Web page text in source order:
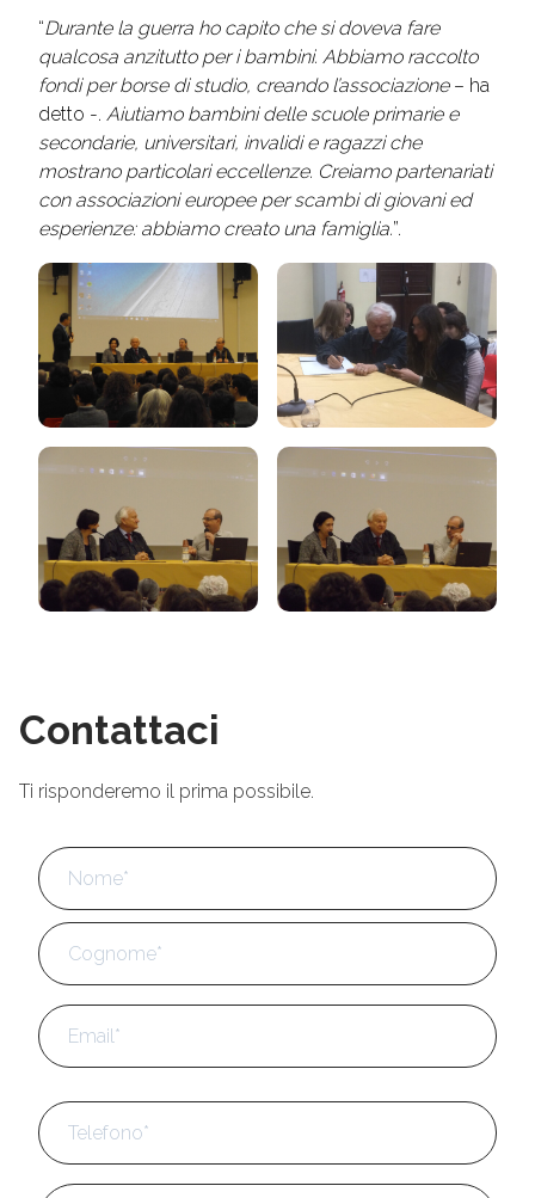
“Durante la guerra ho capito che si doveva fare
qualcosa anzitutto per i bambini. Abbiamo raccolto
fondi per borse di studio, creando l’associazione– ha
detto -. Aiutiamo bambini delle scuole primarie e
secondarie, universitari, invalidi e ragazzi che
mostrano particolari eccellenze. Creiamo partenariati
con associazioni europee per scambi di giovani ed
esperienze: abbiamo creato una famiglia.”.
Contattaci
Ti risponderemo il prima possibile.
Nome *
Email
Telefono *